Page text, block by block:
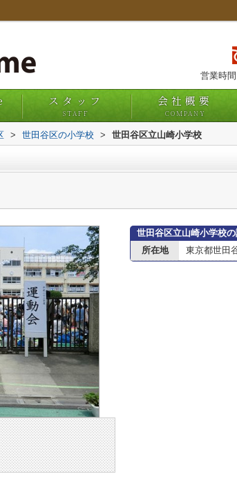
営業時
スタッフ
STAFF
会社概要
COMPANY
> 世田谷区の小学校 > 世田谷区立山崎小学校
世田谷区立山崎小学校
所在地
東京都世田